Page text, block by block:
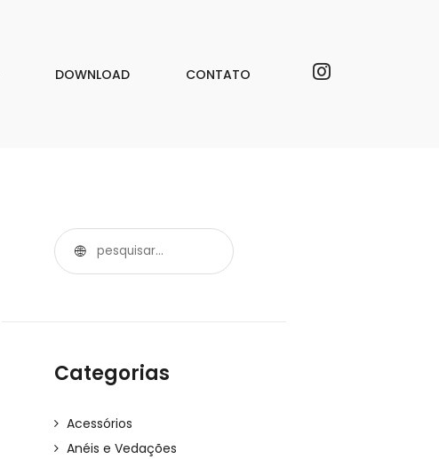
DOWNLOAD CONTATO
Categorias
Acessórios
Anéis e Vedações